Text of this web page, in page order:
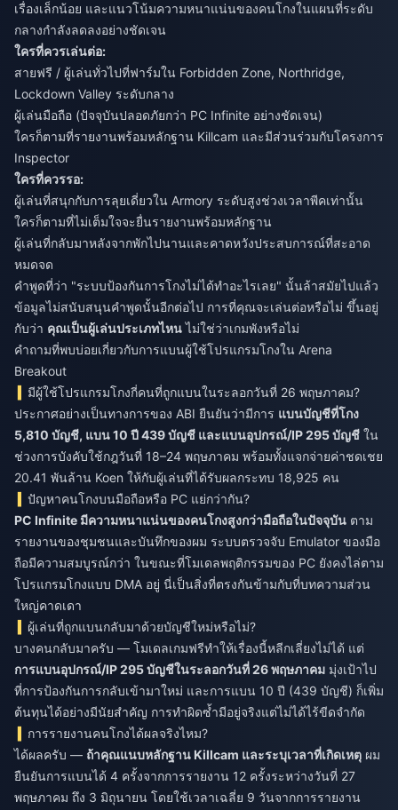
เรื่องเล็กน้อย และแนวโน้มความหนาแน่นของคนโกงในแผนที่ระดับ
กลางกำลังลดลงอย่างชัดเจน
ใครที่ควรเล่นต่อ:
สายฟรี / ผู้เล่นทั่วไปที่ฟาร์มใน Forbidden Zone, Northridge,
Lockdown Valley ระดับกลาง
ผู้เล่นมือถือ (ปัจจุบันปลอดภัยกว่า PC Infinite อย่างชัดเจน)
ใครก็ตามที่รายงานพร้อมหลักฐาน Killcam และมีส่วนร่วมกับโครงการ
Inspector
ใครที่ควรรอ:
ผู้เล่นที่สนุกกับการลุยเดี่ยวใน Armory ระดับสูงช่วงเวลาพีคเท่านั้น
ใครก็ตามที่ไม่เต็มใจจะยื่นรายงานพร้อมหลักฐาน
ผู้เล่นที่กลับมาหลังจากพักไปนานและคาดหวังประสบการณ์ที่สะอาด
หมดจด
คำพูดที่ว่า "ระบบป้องกันการโกงไม่ได้ทำอะไรเลย" นั้นล้าสมัยไปแล้ว
ข้อมูลไม่สนับสนุนคำพูดนั้นอีกต่อไป การที่คุณจะเล่นต่อหรือไม่ ขึ้นอยู่
กับว่า คุณเป็นผู้เล่นประเภทไหนไม่ใช่ว่าเกมพังหรือไม่
คำถามที่พบบ่อยเกี่ยวกับการแบนผู้ใช้โปรแกรมโกงใน Arena
Breakout
มีผู้ใช้โปรแกรมโกงกี่คนที่ถูกแบนในระลอกวันที่ 26 พฤษภาคม?
ประกาศอย่างเป็นทางการของ ABI ยืนยันว่ามีการ แบนบัญชีที่โกง
5,810 บัญชี, แบน 10 ปี 439 บัญชี และแบนอุปกรณ์/IP 295 บัญชี ใน
ช่วงการบังคับใช้กฎวันที่ 18–24 พฤษภาคม พร้อมทั้งแจกจ่ายค่าชดเชย
20.41 พันล้าน Koen ให้กับผู้เล่นที่ได้รับผลกระทบ 18,925 คน
ปัญหาคนโกงบนมือถือหรือ PC แย่กว่ากัน?
PC Infinite มีความหนาแน่นของคนโกงสูงกว่ามือถือในปัจจุบัน ตาม
รายงานของชุมชนและบันทึกของผม ระบบตรวจจับ Emulator ของมือ
ถือมีความสมบูรณ์กว่า ในขณะที่โมเดลพฤติกรรมของ PC ยังคงไล่ตาม
โปรแกรมโกงแบบ DMA อยู่ นี่เป็นสิ่งที่ตรงกันข้ามกับที่บทความส่วน
ใหญ่คาดเดา
ผู้เล่นที่ถูกแบนกลับมาด้วยบัญชีใหม่หรือไม่?
บางคนกลับมาครับ — โมเดลเกมฟรีทำให้เรื่องนี้หลีกเลี่ยงไม่ได้ แต่
การแบนอุปกรณ์/IP 295 บัญชีในระลอกวันที่ 26 พฤษภาคม มุ่งเป้าไป
ที่การป้องกันการกลับเข้ามาใหม่ และการแบน 10 ปี (439 บัญชี) ก็เพิ่ม
ต้นทุนได้อย่างมีนัยสำคัญ การทำผิดซ้ำมีอยู่จริงแต่ไม่ได้ไร้ขีดจำกัด
การรายงานคนโกงได้ผลจริงไหม?
ได้ผลครับ — ถ้าคุณแนบหลักฐาน Killcam และระบุเวลาที่เกิดเหตุ ผม
ยืนยันการแบนได้ 4 ครั้งจากการรายงาน 12 ครั้งระหว่างวันที่ 27
พฤษภาคม ถึง 3 มิถุนายน โดยใช้เวลาเฉลี่ย 9 วันจากการรายงาน